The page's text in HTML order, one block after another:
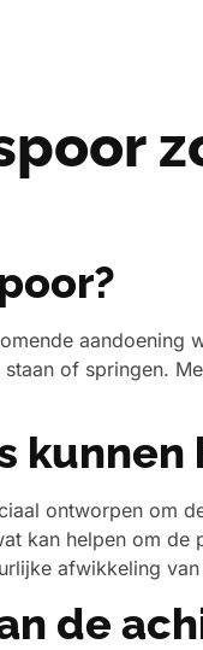
aandoening
of springen.
kunnen
ontworpen om
kan helpen om
afwikkeling
de